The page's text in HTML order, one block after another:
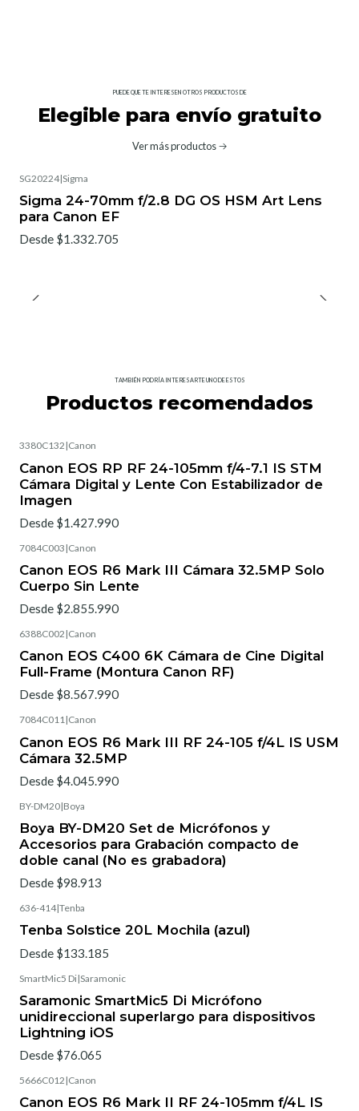
PUEDE QUE TE INTERESEN OTROS PRODUCTOS DE
Elegible para envío gratuito
Ver más productos
SG20224|Sigma
Sigma 24-70mm f/2.8 DG OS HSM Art Lens
para Canon EF
Desde $1.332.705
TAMBIÉN PODRÍA INTERESARTE UNO DE ESTOS
Productos recomendados
3380C132 |Canon
Canon EOS RP RF 24-105mm f/4-7.1 IS STM
Cámara Digital y Lente Con Estabilizador de
Imagen
Desde $1.427.990
7084C003 |Canon
Canon EOS R6 Mark III Cámara 32.5MP Solo
Cuerpo Sin Lente
Desde $2.855.990
6388C002 |Canon
Canon EOS C400 6K Cámara de Cine Digital
Full-Frame (Montura Canon RF)
Desde $8.567.990
7084C011|Canon
Canon EOS R6 Mark III RF 24-105 f/4L IS USM
Cámara 32.5MP
Desde $4.045.990
BY-DM20|Boya
Boya BY-DM20 Set de Micrófonos y
Accesorios para Grabación compacto de
doble canal (No es grabadora)
Desde $98.913
636-414|Tenba
Tenba Solstice 20L Mochila (azul)
Desde $133.185
SmartMic5 Di|Saramonic
Saramonic SmartMic5 Di Micrófono
unidireccional superlargo para dispositivos
Lightning iOS
Desde $76.065
5666C012 |Canon
Canon EOS R6 Mark II RF 24-105mm f/4L IS